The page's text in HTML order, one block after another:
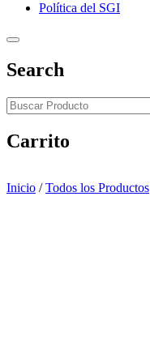
Política del SGI
Search
Carrito
Inicio / Todos los Productos